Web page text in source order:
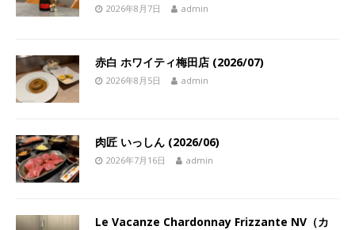
2026年8月7日 admin
赤白 ホワイティ梅田店 (2026/07)
2026年8月5日 admin
肉匠 いっしん (2026/06)
2026年7月16日 admin
Le Vacanze Chardonnay Frizzante NV（カ